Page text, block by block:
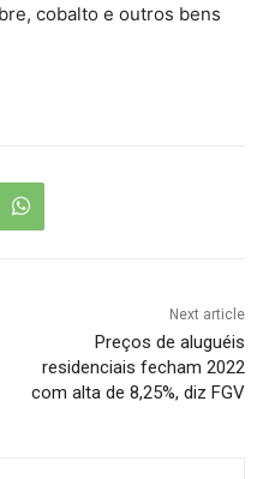
cobalto e outros bens
Next article
Preços de aluguéis
residenciais fecham 2022
com alta de 8,25%, diz FGV